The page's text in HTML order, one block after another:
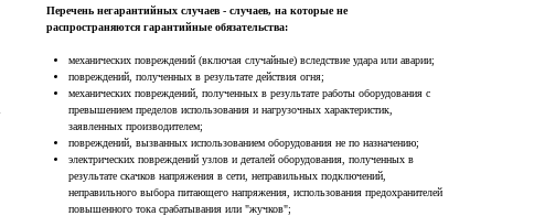
Tilda Publishing
Перечень негарантийных случаев - случаев, на которые не
распространяются гарантийные обязательства:
механических повреждений (включая случайные) вследствие удара или аварии;
повреждений, полученных в результате действия огня;
механических повреждений, полученных в результате работы оборудования с
превышением пределов использования и нагрузочных характеристик,
заявленных производителем;
повреждений, вызванных использованием оборудования не по назначению;
электрических повреждений узлов и деталей оборудования, полученных в
результате скачков напряжения в сети, неправильных подключений,
неправильного выбора питающего напряжения, использования предохранителей
повышенного тока срабатывания или "жучков";